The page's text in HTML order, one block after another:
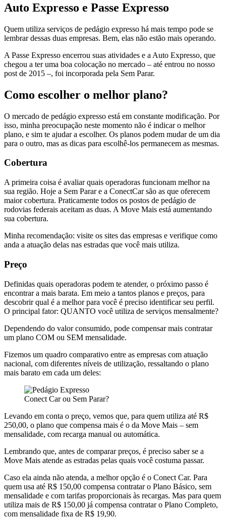
Auto Expresso e Passe Expresso
Quem utiliza serviços de pedágio expresso há mais tempo pode se
lembrar dessas duas empresas. Bem, elas não estão mais operando.
A Passe Expresso encerrou suas atividades e a Auto Expresso, que
chegou a ter uma boa colocação no mercado – até entrou no nosso
post de 2015 –, foi incorporada pela Sem Parar.
Como escolher o melhor plano?
O mercado de pedágio expresso está em constante modificação. Por
isso, minha preocupação neste momento não é indicar o melhor
plano, e sim te ajudar a escolher. Os planos podem mudar de um dia
para o outro, mas as dicas para escolhê-los permanecem as mesmas.
Cobertura
A primeira coisa é avaliar quais operadoras funcionam melhor na
sua região. Hoje a Sem Parar e a ConectCar são as que oferecem
maior cobertura. Praticamente todos os postos de pedágio de
rodovias federais aceitam as duas. A Move Mais está aumentando
sua cobertura.
Minha recomendação: visite os sites das empresas e verifique como
anda a atuação delas nas estradas que você mais utiliza.
Preço
Definidas quais operadoras podem te atender, o próximo passo é
encontrar a mais barata. Em meio a tantos planos e preços, para
descobrir qual é a melhor para você é preciso identificar seu perfil.
O principal fator: QUANTO você utiliza de serviços mensalmente?
Dependendo do valor consumido, pode compensar mais contratar
um plano COM ou SEM mensalidade.
Fizemos um quadro comparativo entre as empresas com atuação
nacional, com diferentes níveis de utilização, ressaltando o plano
mais barato em cada um deles:
Conect Car ou Sem Parar?
Levando em conta o preço, vemos que, para quem utiliza até R$
250,00, o plano que compensa mais é o da Move Mais – sem
mensalidade, com recarga manual ou automática.
Lembrando que, antes de comparar preços, é preciso saber se a
Move Mais atende as estradas pelas quais você costuma passar.
Caso ela ainda não atenda, a melhor opção é o Conect Car. Para
quem usa até R$ 150,00 compensa contratar o Plano Básico, sem
mensalidade e com tarifas proporcionais às recargas. Mas para quem
utiliza mais de R$ 150,00 já compensa contratar o Plano Completo,
com mensalidade fixa de R$ 19,90.